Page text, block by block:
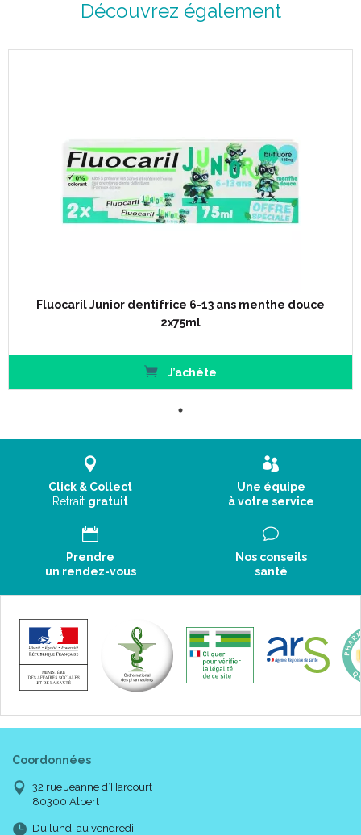
Découvrez également
Fluocaril Junior dentifrice 6-13 ans menthe douce
2x75ml
J’achète
Click & Collect
Retrait gratuit
Une équipe
à votre service
Prendre
un rendez-vous
Nos conseils
santé
Coordonnées
32 rue Jeanne d’Harcourt
80300 Albert
Du lundi au vendredi